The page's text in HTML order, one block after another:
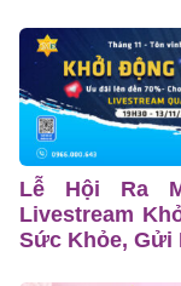
Lễ Hội Ra
Livestream
Sức Khỏe, Gửi